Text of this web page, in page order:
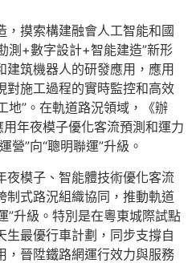
，摸索構建融會人工智能和國
測+數字設計+智能建造”新形
筑機器人的研發應用，應用
對施工過程的實時監控和高效
地”。在軌道路況領域，《辦
年夜模子優化客流預測和運力
營”向“聰明聯運”升級。
夜模子、智能體技術優化客流
制式路況組織協同，推動軌道
”升級。特別是在粵東城際試點
生最優行車計劃，同步支撐自
，晉陞鐵路網運行效力與服務